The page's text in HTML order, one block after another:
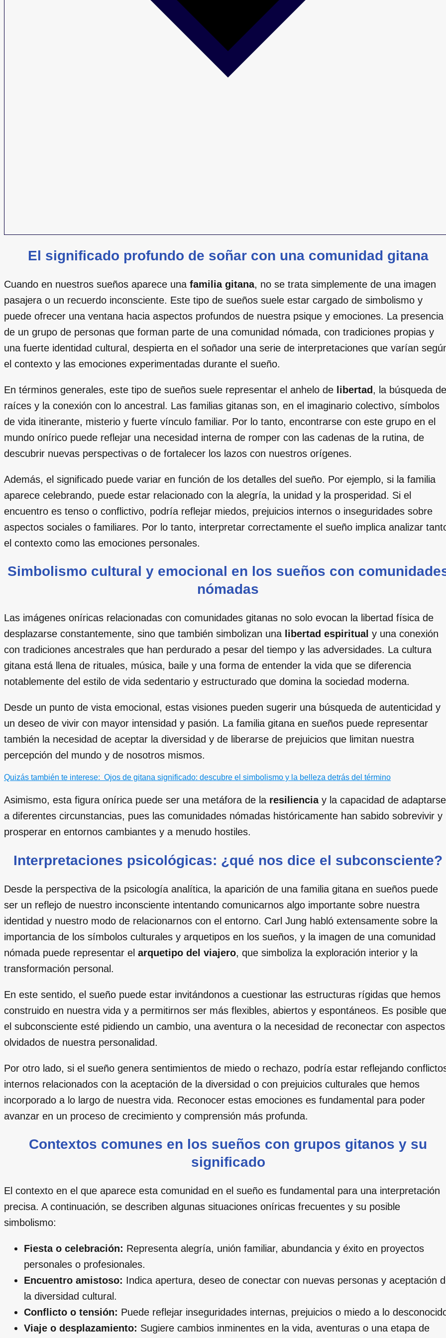
El significado profundo de soñar con una comunidad gitana
Cuando en nuestros sueños aparece una familia gitana, no se trata simplemente de una imagen
pasajera o un recuerdo inconsciente. Este tipo de sueños suele estar cargado de simbolismo y
puede ofrecer una ventana hacia aspectos profundos de nuestra psique y emociones. La presencia
de un grupo de personas que forman parte de una comunidad nómada, con tradiciones propias y
una fuerte identidad cultural, despierta en el soñador una serie de interpretaciones que varían
el contexto y las emociones experimentadas durante el sueño.
En términos generales, este tipo de sueños suele representar el anhelo de libertad , la búsqueda de
raíces y la conexión con lo ancestral. Las familias gitanas son, en el imaginario colectivo, símbolos
de vida itinerante, misterio y fuerte vínculo familiar. Por lo tanto, encontrarse con este grupo en el
mundo onírico puede reflejar una necesidad interna de romper con las cadenas de la rutina, de
descubrir nuevas perspectivas o de fortalecer los lazos con nuestros orígenes.
Además, el significado puede variar en función de los detalles del sueño. Por ejemplo, si la familia
aparece celebrando, puede estar relacionado con la alegría, la unidad y la prosperidad. Si el
encuentro es tenso o conflictivo, podría reflejar miedos, prejuicios internos o inseguridades sobre
aspectos sociales o familiares. Por lo tanto, interpretar correctamente el sueño implica analizar
el contexto como las emociones personales.
Simbolismo cultural y emocional en los sueños con
nómadas
Las imágenes oníricas relacionadas con comunidades gitanas no solo evocan la libertad física de
desplazarse constantemente, sino que también simbolizan una libertad espiritual y una conexión
con tradiciones ancestrales que han perdurado a pesar del tiempo y las adversidades. La cultura
gitana está llena de rituales, música, baile y una forma de entender la vida que se diferencia
notablemente del estilo de vida sedentario y estructurado que domina la sociedad moderna.
Desde un punto de vista emocional, estas visiones pueden sugerir una búsqueda de autenticidad y
un deseo de vivir con mayor intensidad y pasión. La familia gitana en sueños puede representar
también la necesidad de aceptar la diversidad y de liberarse de prejuicios que limitan nuestra
percepción del mundo y de nosotros mismos.
Quizás también te interese: Ojos de gitana significado: descubre el simbolismo y la belleza detrás del término
Asimismo, esta figura onírica puede ser una metáfora de la resilienciay la capacidad de adaptarse
a diferentes circunstancias, pues las comunidades nómadas históricamente han sabido sobrevivir y
prosperar en entornos cambiantes y a menudo hostiles.
Interpretaciones psicológicas: ¿qué nos dice el subconsciente?
Desde la perspectiva de la psicología analítica, la aparición de una familia gitana en sueños puede
ser un reflejo de nuestro inconsciente intentando comunicarnos algo importante sobre nuestra
identidad y nuestro modo de relacionarnos con el entorno. Carl Jung habló extensamente sobre la
importancia de los símbolos culturales y arquetipos en los sueños, y la imagen de una comunidad
nómada puede representar el arquetipo del viajero, que simboliza la exploración interior y la
transformación personal.
En este sentido, el sueño puede estar invitándonos a cuestionar las estructuras rígidas que hemos
construido en nuestra vida y a permitirnos ser más flexibles, abiertos y espontáneos. Es posible que
el subconsciente esté pidiendo un cambio, una aventura o la necesidad de reconectar con aspectos
olvidados de nuestra personalidad.
Por otro lado, si el sueño genera sentimientos de miedo o rechazo, podría estar reflejando
internos relacionados con la aceptación de la diversidad o con prejuicios culturales que hemos
incorporado a lo largo de nuestra vida. Reconocer estas emociones es fundamental para poder
avanzar en un proceso de crecimiento y comprensión más profunda.
Contextos comunes en los sueños con grupos gitanos y su
significado
El contexto en el que aparece esta comunidad en el sueño es fundamental para una interpretación
precisa. A continuación, se describen algunas situaciones oníricas frecuentes y su posible
simbolismo:
Fiesta o celebración: Representa alegría, unión familiar, abundancia y éxito en proyectos
personales o profesionales.
Encuentro amistoso: Indica apertura, deseo de conectar con nuevas personas y aceptación
la diversidad cultural.
Conflicto o tensión: Puede reflejar inseguridades internas, prejuicios o miedo a lo
Viaje o desplazamiento: Sugiere cambios inminentes en la vida, aventuras o una etapa de